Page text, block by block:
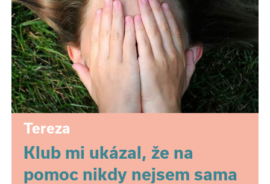
Tereza
Klub mi ukázal, že na
pomoc nikdy nejsem sama